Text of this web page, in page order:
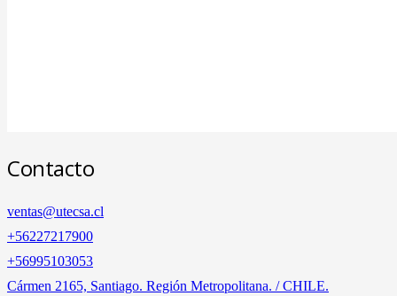
Contacto
ventas@utecsa.cl
+56227217900
‎+56995103053
Cármen 2165, Santiago. Región Metropolitana. / CHILE.